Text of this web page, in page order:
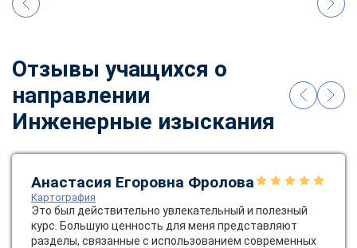
Отзывы учащихся о
направлении
Инженерные изыскания
Анастасия Егоровна Фролова
Картография
Это был действительно увлекательный и полезный
курс. Большую ценность для меня представляют
разделы, связанные с использованием современных